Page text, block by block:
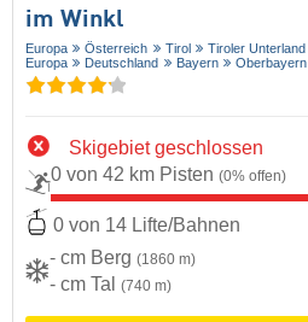
im Winkl
Europa Österreich Tirol Tiroler Unterland
Europa
Deutschland Bayern Oberbayern
Skigebiet geschlossen
0 von 42 km Pisten (0% offen)
0 von 14 Lifte/Bahnen
- cm Berg (1860 m)
- cm Tal (740 m)